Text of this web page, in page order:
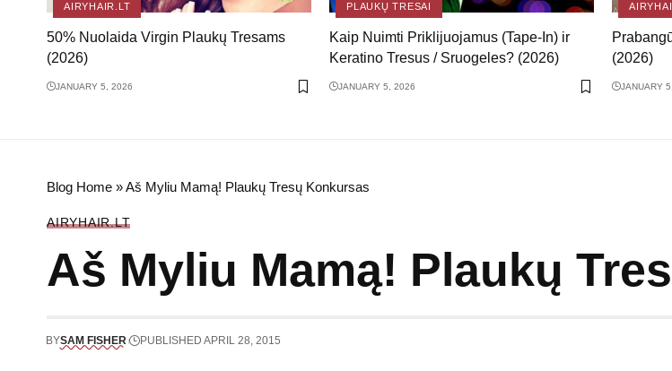
AIRYHAIR.LT
50% Nuolaida Virgin Plaukų Tresams
(2026)
JANUARY 5, 2026
PLAUKŲ TRESAI
Kaip Nuimti Priklijuojamus (Tape-In) ir
Keratino Tresus / Sruogeles? (2026)
JANUARY 5, 2026
(2026)
JANUARY
Blog Home »Aš Myliu Mamą! Plaukų Tresų Konkursas
AIRYHAIR.LT
Aš Myliu Mamą! Plaukų
BYSAM FISHER PUBLISHED APRIL 28, 2015